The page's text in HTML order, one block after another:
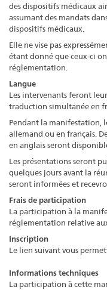
des dispositifs médicaux
assumant des mandats
dispositifs médicaux.
Elle ne vise pas
étant donné que ceux-ci
réglementation.
Langue
Les intervenants feront
traduction simultanée en
Pendant la manifestation,
allemand ou en français.
en anglais seront
Les présentations seront
quelques jours avant la
seront informées et
Frais de participation
La participation à la
réglementation relative
Inscription
Le lien suivant vous
Informations techniques
La participation à cette